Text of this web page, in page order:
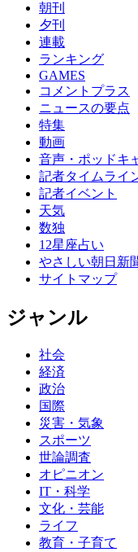
朝刊
夕刊
連載
ランキング
GAMES
コメントプラス
ニュースの要点
特集
動画
音声・ポッドキ
記者タイムライ
記者イベント
天気
数独
12星座占い
やさしい朝日新
サイトマップ
ジャンル
社会
経済
政治
国際
災害・気象
スポーツ
世論調査
オピニオン
IT・科学
文化・芸能
ライフ
教育・子育て